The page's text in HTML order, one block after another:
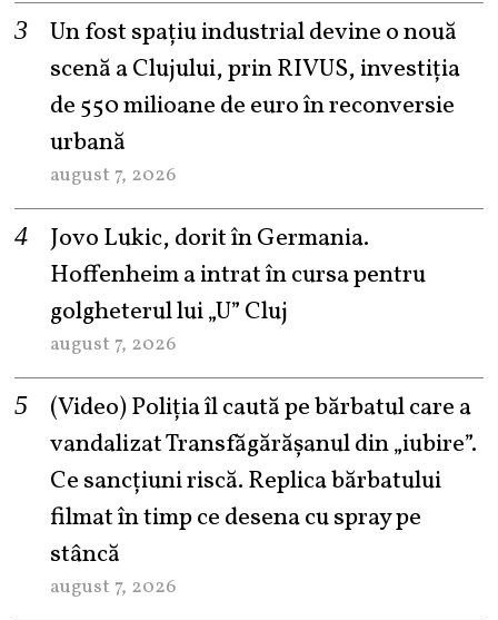
Un fost spațiu industrial devine o nouă
scenă a Clujului, prin RIVUS, investiția
de 550 milioane de euro în reconversie
urbană
august 7, 2026
Jovo Lukic, dorit în Germania.
Hoffenheim a intrat în cursa pentru
golgheterul lui „U” Cluj
august 7, 2026
(Video) Poliția îl caută pe bărbatul care a
vandalizat Transfăgărășanul din „iubire”.
Ce sancțiuni riscă. Replica bărbatului
filmat în timp ce desena cu spray pe
stâncă
august 7, 2026